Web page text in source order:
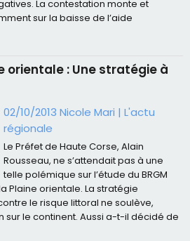
La contestation monte et
sur la baisse de l’aide
orientale : Une stratégie à
02/10/2013 Nicole Mari |L'actu
régionale
Le Préfet de Haute Corse, Alain
Rousseau, ne s’attendait pas à une
telle polémique sur l’étude du BRGM
Plaine orientale. La stratégie
le risque littoral ne soulève,
sur le continent. Aussi a-t-il décidé de